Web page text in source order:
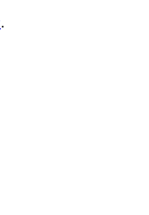
.